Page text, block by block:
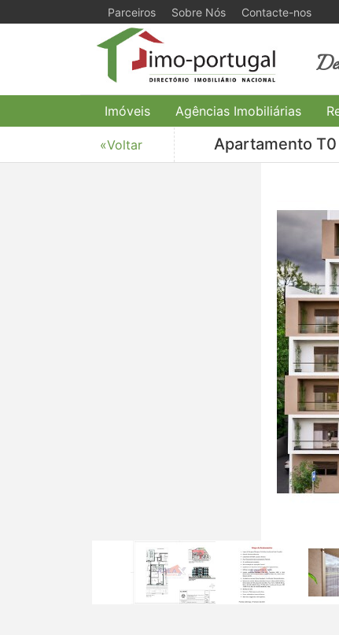
Parceiros Sobre Nós Contacte-nos
Imóveis Agências Imobiliárias
«Voltar Apartamento